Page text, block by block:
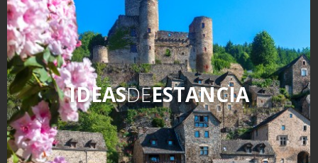
IDEASDEESTANCIA